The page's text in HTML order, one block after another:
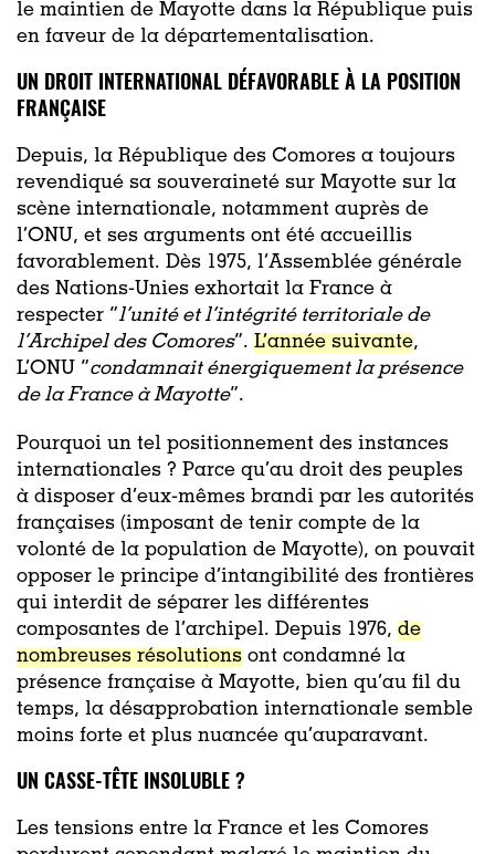
le maintien de Mayotte dans la République puis
en faveur de la départementalisation.
UN DROIT INTERNATIONAL DÉFAVORABLE À LA POSITION
FRANÇAISE
Depuis, la République des Comores a toujours
revendiqué sa souveraineté sur Mayotte sur la
scène internationale, notamment auprès de
l’ONU, et ses arguments ont été accueillis
favorablement. Dès 1975, l’Assemblée générale
des Nations-Unies exhortait la France à
respecter “l’unité et l’intégrité territoriale de
l’Archipel des Comores”. L’année suivante,
L’ONU “condamnait énergiquement la présence
de la France à Mayotte”.
Pourquoi un tel positionnement des instances
internationales ? Parce qu’au droit des peuples
à disposer d’eux-mêmes brandi par les autorités
françaises (imposant de tenir compte de la
volonté de la population de Mayotte), on pouvait
opposer le principe d’intangibilité des frontières
qui interdit de séparer les différentes
composantes de l’archipel. Depuis 1976, de
nombreuses résolutions ont condamné la
présence française à Mayotte, bien qu’au fil du
temps, la désapprobation internationale semble
moins forte et plus nuancée qu’auparavant.
UN CASSE-TÊTE INSOLUBLE ?
Les tensions entre la France et les Comores